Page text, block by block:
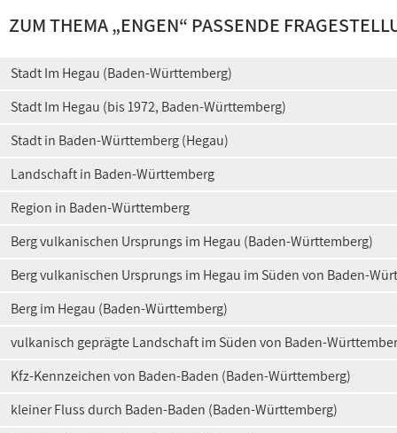
ZUM THEMA „ENGEN“ PASSENDE
Stadt Im Hegau (Baden-Württemberg)
Stadt Im Hegau (bis 1972, Baden-Württemberg)
Stadt in Baden-Württemberg (Hegau)
Landschaft in Baden-Württemberg
Region in Baden-Württemberg
Berg vulkanischen Ursprungs im Hegau (Baden-Württemberg)
Berg vulkanischen Ursprungs im Hegau im Süden von Baden-
Berg im Hegau (Baden-Württemberg)
vulkanisch geprägte Landschaft im Süden von Baden-
Kfz-Kennzeichen von Baden-Baden (Baden-Württemberg)
kleiner Fluss durch Baden-Baden (Baden-Württemberg)